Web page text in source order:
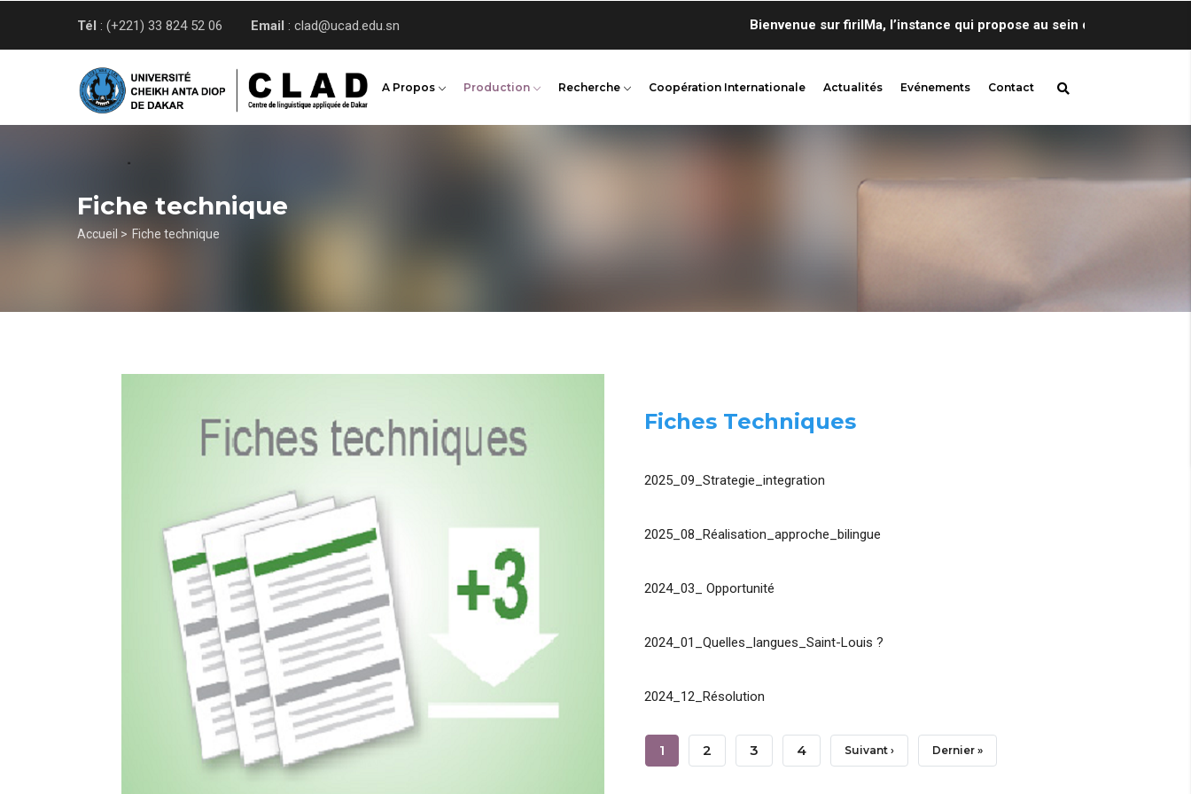
Tél : (+221) 33 824 52 06 Email : clad@ucad.edu.sn Bienvenue sur firilMa, l’instance qui propose au sein de Centre de
A Propos Production Recherche Coopération Internationale Actualités Evénements Contact
Fiche technique
Fil
Accueil > Fiche technique
Fiches Techniques
2025_09_Strategie_integration
2025_08_Réalisation_approche_bilingue
2024_03_ Opportunité
2024_01_Quelles_langues_Saint-Louis ?
2024_12_Résolution
Pagination
Page
1 Page
2 Page
3 Page
4 Page
Suivant › Dernière
Dernier »